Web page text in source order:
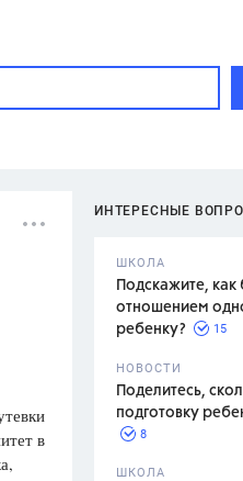
ИНТЕРЕСНЫЕ
ШКОЛА
Подскажите, как
отношением
ребенку?
15
НОВОСТИ
Поделитесь,
подготовку
8
ШКОЛА
в